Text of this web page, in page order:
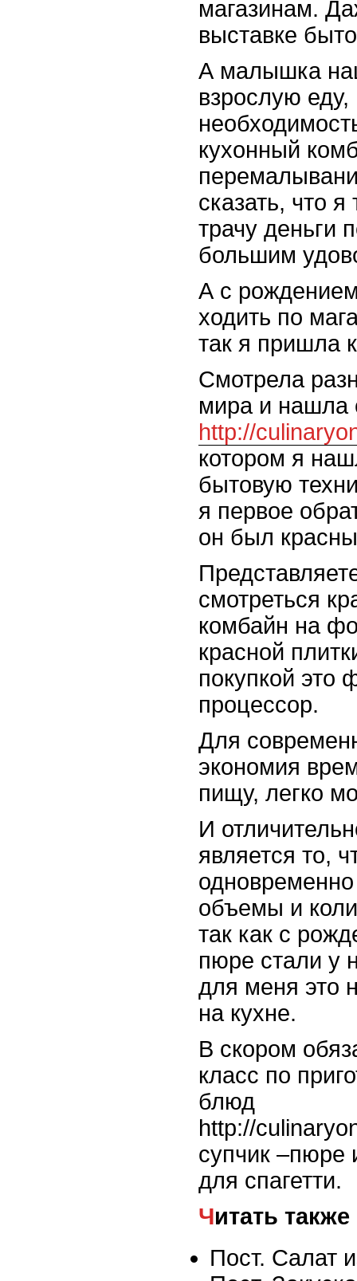
магазинам.
выставке
А малышка
взрослую
кухонный
сказать, что
трачу деньги
большим
А с
ходить по
так я пришла
Смотрела
мира и нашла
http://
котором я
бытовую
я первое
он был
смотреться
комбайн на
красной
покупкой это
процессор.
Для
экономия
пищу, легко
И
является то,
объемы и
так как с
пюре стали у
для меня это
на кухне.
В скором
класс по
блюд
http://
супчик –пюре
для спагетти.
Читать также
Пост. Салат